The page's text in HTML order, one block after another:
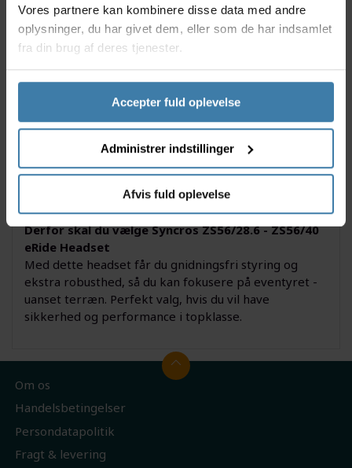
Vores partnere kan kombinere disse data med andre
oplysninger, du har givet dem, eller som de har indsamlet
fra din brug af deres tjenester.
Accepter fuld oplevelse
Administrer indstillinger
Afvis fuld oplevelse
Let og slidstærk aluminiumskonstruktion
Effektiv forsegling mod snavs og fugt
Dette headset er ideelt til cyklister, der bruger e-
cykler eller mountainbikes i skov, på stier eller til
krævende daglig brug. Syncros ZS56/28.6 - ZS56/40
eRide Headset gør styringen skarp og pålidelig,
hvilket skaber tryghed og komfort – især når
terrænet bliver ujævnt. Passer til både erfarne og
ydeevne og pålidelighed.
Derfor skal du vælge Syncros ZS56/28.6 - ZS56/40
eRide Headset
Med dette headset får du gnidningsfri styring og
ekstra robusthed, så du kan fokusere på eventyret -
uanset terræn. Perfekt valg, hvis du vil have
sikkerhed og performance i topklasse.
Om os
Handelsbetingelser
Persondatapolitik
Fragt & levering